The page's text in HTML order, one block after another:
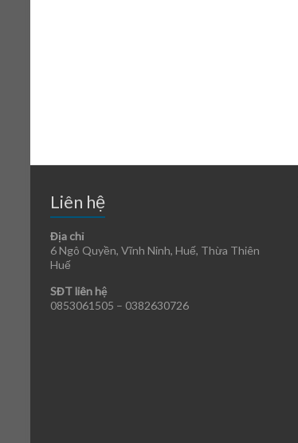
Liên hệ
Địa chỉ
6 Ngô Quyền, Vĩnh Ninh, Huế, Thừa Thiên
Huế
SĐT liên hệ
0853061505 – 0382630726